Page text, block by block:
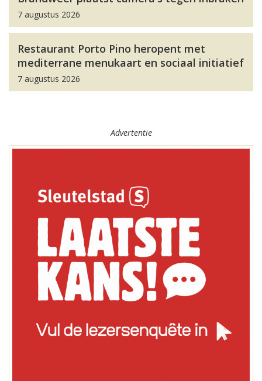
7 augustus 2026
Restaurant Porto Pino heropent met
mediterrane menukaart en sociaal initiatief
7 augustus 2026
Advertentie